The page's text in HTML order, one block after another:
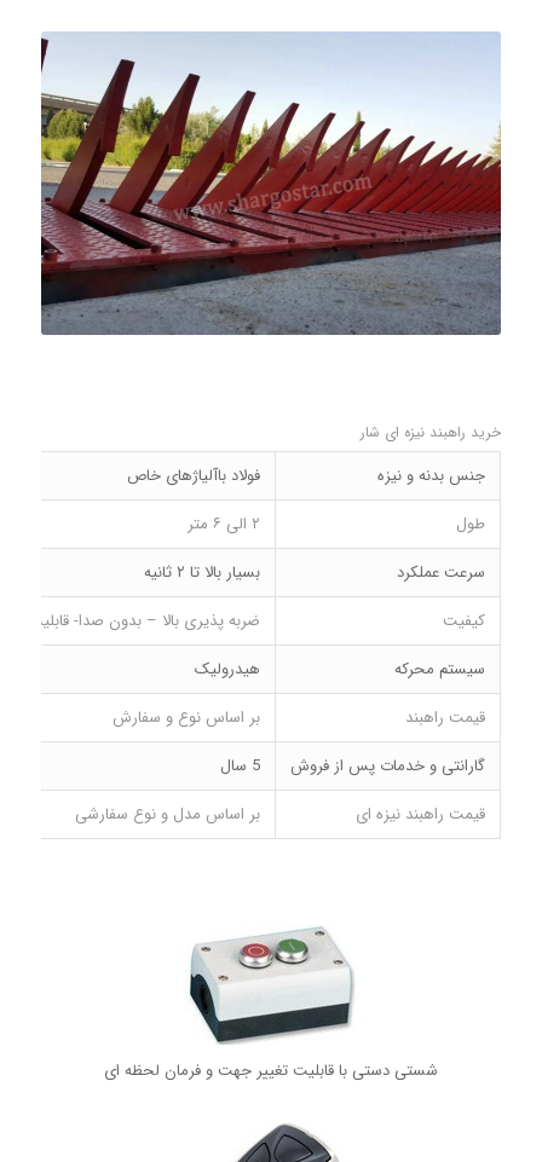
خرید راهبند نیزه ای شار
جنس بدنه و نیزه
فولاد باآلیاژهای خاص
طول
۲ الی ۶ متر
سرعت عملکرد
بسیار بالا تا ۲ ثانیه
کیفیت
ضربه پذیری بالا – بدون صدا- قابلیت
سیستم محرکه
هیدرولیک
قیمت راهبند
بر اساس نوع و سفارش
گارانتی و خدمات پس از فروش
5 سال
قیمت راهبند نیزه ای
بر اساس مدل و نوع سفارشی
شستی دستی با قابلیت تغییر جهت و فرمان لحظه ای